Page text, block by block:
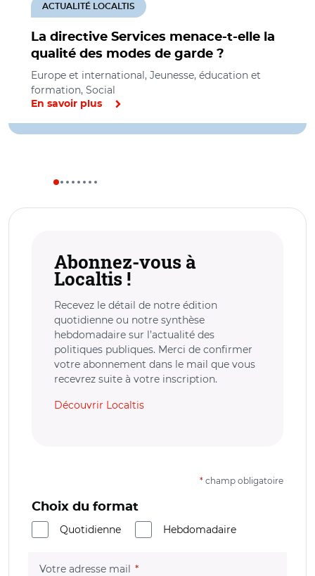
La directive Services menace-t-elle la
qualité des modes de garde ?
ACTUALITÉ LOCALTIS
Europe et international, Jeunesse, éducation et
formation, Social
En savoir plus
Abonnez-vous à
Localtis !
Recevez le détail de notre édition
quotidienne ou notre synthèse
hebdomadaire sur l’actualité des
politiques publiques. Merci de confirmer
votre abonnement dans le mail que vous
recevrez suite à votre inscription.
Découvrir Localtis
* champ obligatoire
Choix du format
Quotidienne
Hebdomadaire
Votre adresse mail (champ obligatoire)